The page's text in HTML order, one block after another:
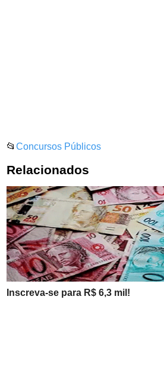
📂Concursos Públicos
Relacionados
Inscreva-se para R$ 6,3 mil!